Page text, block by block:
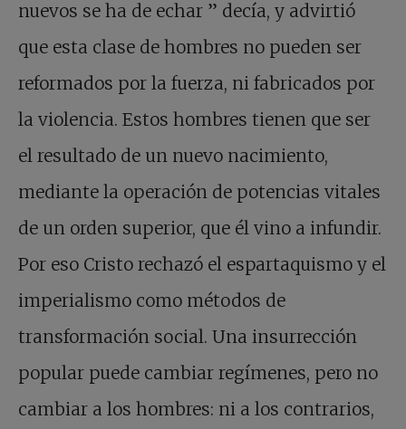
nuevos se ha de echar ” decía, y advirtió
que esta clase de hombres no pueden ser
reformados por la fuerza, ni fabricados por
la violencia. Estos hombres tienen que ser
el resultado de un nuevo nacimiento,
mediante la operación de potencias vitales
de un orden superior, que él vino a infundir.
Por eso Cristo rechazó el espartaquismo y el
imperialismo como métodos de
transformación social. Una insurrección
popular puede cambiar regímenes, pero no
cambiar a los hombres: ni a los contrarios,